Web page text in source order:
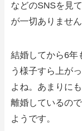
などのSNSを見
が一切ありません
結婚してから6年
う様子すら上が
よね。あまりに
離婚しているの
ようです。